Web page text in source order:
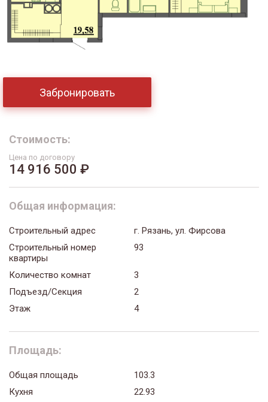
Забронировать
Стоимость:
Цена по договору
14 916 500 ₽
Общая информация:
Строительный адрес
г. Рязань, ул. Фирсова
Строительный номер
квартиры
93
Количество комнат
3
Подъезд/Секция
2
Этаж
4
Площадь:
Общая площадь
103.3
Кухня
22.93